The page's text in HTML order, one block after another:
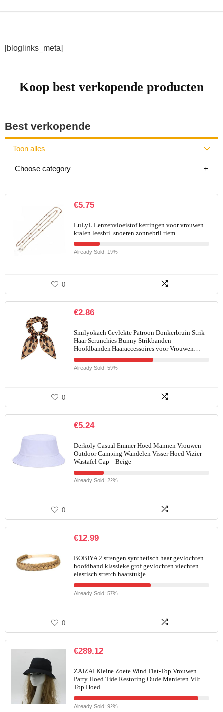
[bloglinks_meta]
Koop best verkopende producten
Best verkopende
Toon alles
Choose category
€5.75
LuLyL Lenzenvloeistof kettingen voor vrouwen
kralen leesbril snoeren zonnebril riem
Already Sold: 19%
0
€2.86
Smilyokach Gevlekte Patroon Donkerbruin Strik
Haar Scrunchies Bunny Strikbanden
Hoofdbanden Haaraccessoires voor Vrouwen…
Already Sold: 59%
0
€5.24
Derkoly Casual Emmer Hoed Mannen Vrouwen
Outdoor Camping Wandelen Visser Hoed Vizier
Wastafel Cap – Beige
Already Sold: 22%
0
€12.99
BOBIYA 2 strengen synthetisch haar gevlochten
hoofdband klassieke grof gevlochten vlechten
elastisch stretch haarstukje…
Already Sold: 57%
0
€289.12
ZAIZAI Kleine Zoete Wind Flat-Top Vrouwen
Party Hoed Tide Restoring Oude Manieren Vilt
Top Hoed
Already Sold: 92%